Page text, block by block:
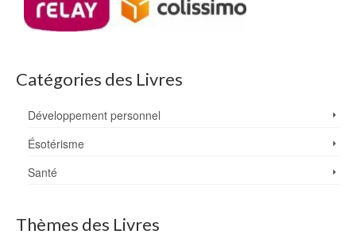
Catégories des Livres
Développement personnel
Ésotérisme
Santé
Thèmes des Livres